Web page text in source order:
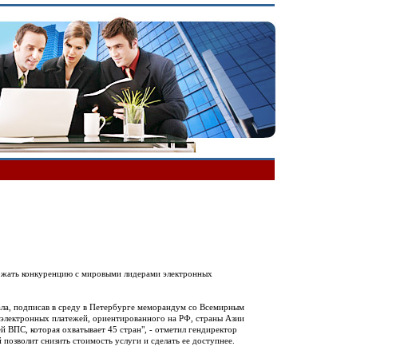
конкуренцию с мировыми лидерами электронных
подписав в среду в Петербурге меморандум со Всемирным
платежей, ориентированного на РФ, страны Азии
которая охватывает 45 стран", - отметил гендиректор
снизить стоимость услуги и сделать ее доступнее.